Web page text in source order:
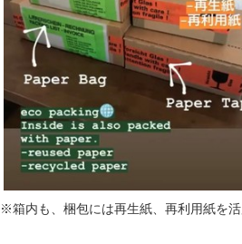
※箱内も、梱包には再生紙、再利用紙を活